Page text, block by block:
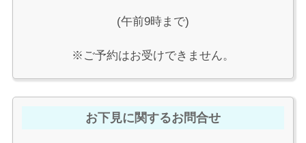
(午前9時まで)
※ご予約はお受けできません。
お下見に関するお問合せ